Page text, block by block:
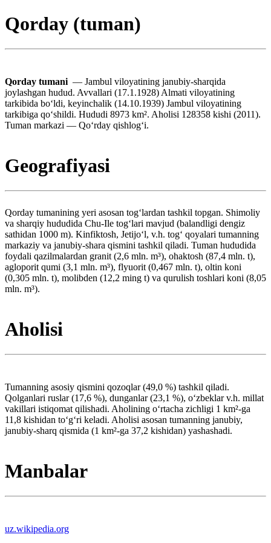
Qorday (tuman)
Qorday tumani — Jambul viloyatining janubiy-sharqida
joylashgan hudud. Avvallari (17.1.1928) Almati viloyatining
tarkibida boʻldi, keyinchalik (14.10.1939) Jambul viloyatining
tarkibiga qoʻshildi. Hududi 8973 km². Aholisi 128358 kishi (2011).
Tuman markazi — Qoʻrday qishlogʻi.
Geografiyasi
Qorday tumanining yeri asosan togʻlardan tashkil topgan. Shimoliy
va sharqiy hududida Chu-Ile togʻlari mavjud (balandligi dengiz
sathidan 1000 m). Kinfiktosh, Jetijoʻl, v.h. togʻ qoyalari tumanning
markaziy va janubiy-shara qismini tashkil qiladi. Tuman hududida
foydali qazilmalardan granit (2,6 mln. m³), ohaktosh (87,4 mln. t),
agloporit qumi (3,1 mln. m³), flyuorit (0,467 mln. t), oltin koni
(0,305 mln. t), molibden (12,2 ming t) va qurulish toshlari koni (8,05
mln. m³).
Aholisi
Tumanning asosiy qismini qozoqlar (49,0 %) tashkil qiladi.
Qolganlari ruslar (17,6 %), dunganlar (23,1 %), oʻzbeklar v.h. millat
vakillari istiqomat qilishadi. Aholining oʻrtacha zichligi 1 km²-ga
11,8 kishidan toʻgʻri keladi. Aholisi asosan tumanning janubiy,
janubiy-sharq qismida (1 km²-ga 37,2 kishidan) yashashadi.
Manbalar
uz.wikipedia.org